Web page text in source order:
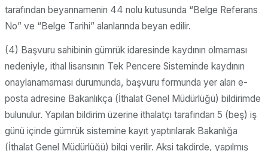
tarafından beyannamenin 44 nolu kutusunda “Belge Referans
No” ve “Belge Tarihi” alanlarında beyan edilir.
(4) Başvuru sahibinin gümrük idaresinde kaydının olmaması
nedeniyle, ithal lisansının Tek Pencere Sisteminde kaydının
onaylanamaması durumunda, başvuru formunda yer alan e-
posta adresine Bakanlıkça (İthalat Genel Müdürlüğü) bildirimde
bulunulur. Yapılan bildirim üzerine ithalatçı tarafından 5 (beş) iş
günü içinde gümrük sistemine kayıt yaptırılarak Bakanlığa
(İthalat Genel Müdürlüğü) bilgi verilir. Aksi takdirde, yapılmış